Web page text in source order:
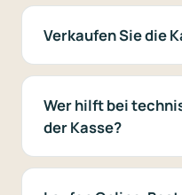
Verkaufen Sie die
Wer hilft bei
der Kasse?